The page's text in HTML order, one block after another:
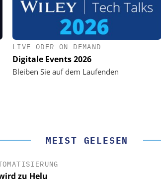
LIVE ODER ON DEMAND
Digitale Events 2026
Bleiben Sie auf dem Laufenden
&
mit
PHYSIK INSTRUMENTE (PI) SE &
CO. KG
Optische Laserlinks für LEO-
MEIST GELESEN
zu Helu